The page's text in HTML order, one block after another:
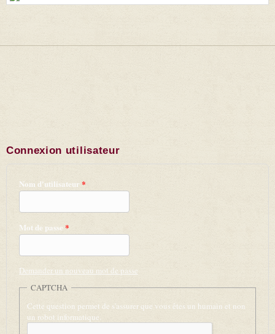
Connexion utilisateur
Nom d'utilisateur *
Mot de passe *
Demander un nouveau mot de passe
CAPTCHA
Cette question permet de s'assurer que vous êtes un humain et non
un robot informatique.